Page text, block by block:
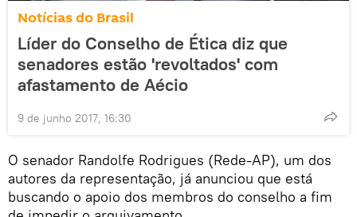
Notícias do Brasil
Líder do Conselho de Ética diz que
senadores estão 'revoltados' com
afastamento de Aécio
9 de junho 2017, 16:30
O senador Randolfe Rodrigues (Rede-AP), um dos
autores da representação, já anunciou que está
buscando o apoio dos membros do conselho a fim